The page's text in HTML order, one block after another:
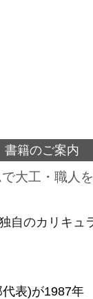
書籍のご案内
大工・職人
自のカリキ
表)が1987年